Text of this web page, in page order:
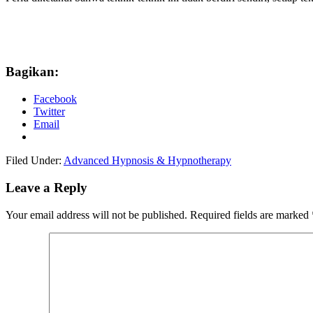
Bagikan:
Facebook
Twitter
Email
Filed Under: Advanced Hypnosis & Hypnotherapy
Leave a Reply
Your email address will not be published. Required fields are marked